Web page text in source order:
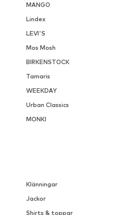
MANGO
Lindex
LEVI'S
Mos Mosh
BIRKENSTOCK
Tamaris
WEEKDAY
Urban Classics
MONKI
Klänningar
Jackor
Shirts & toppar